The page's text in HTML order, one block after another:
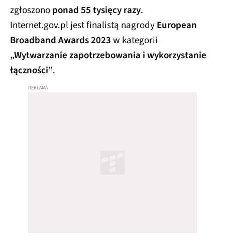
zgłoszonoponad 55 tysięcy razy.
Internet.gov.pl jest finalistą nagrodyEuropean
Broadband Awards 2023w kategorii
„Wytwarzanie zapotrzebowania i wykorzystanie
łączności”.